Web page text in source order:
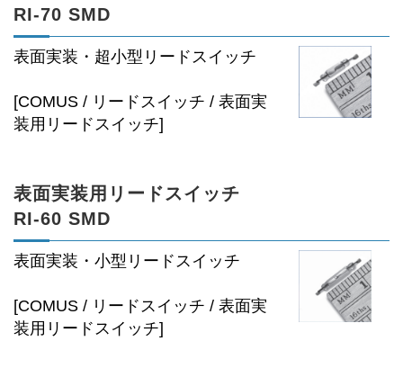
RI-70 SMD
表面実装・超小型リードスイッチ
[COMUS / リードスイッチ / 表面実
装用リードスイッチ]
表面実装用リードスイッチ
RI-60 SMD
表面実装・小型リードスイッチ
[COMUS / リードスイッチ / 表面実
装用リードスイッチ]